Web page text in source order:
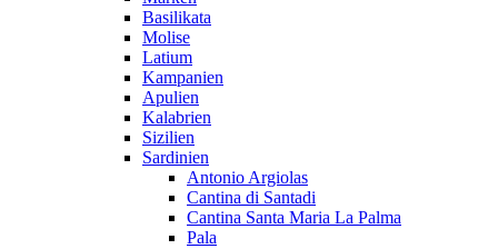
Basilikata
Molise
Latium
Kampanien
Apulien
Kalabrien
Sizilien
Sardinien
Antonio Argiolas
Cantina di Santadi
Cantina Santa Maria La Palma
Pala